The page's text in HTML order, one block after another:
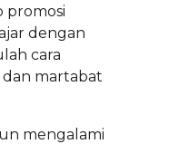
promosi
dengan
cara
martabat
mengalami